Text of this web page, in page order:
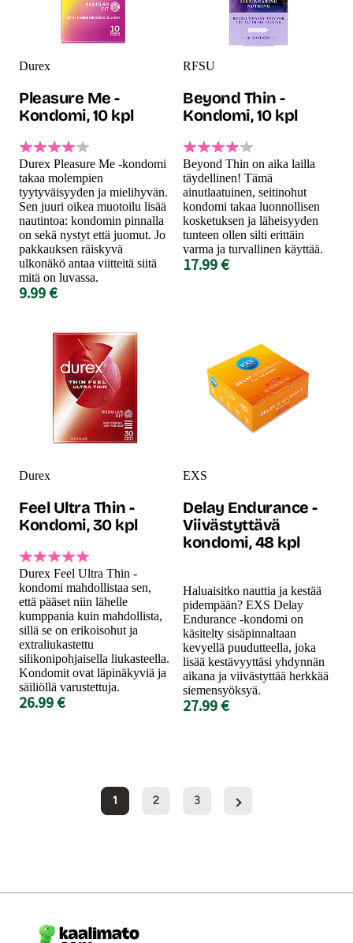
Durex
Pleasure Me -
Kondomi, 10 kpl
Durex Pleasure Me -kondomi
takaa molempien
tyytyväisyyden ja mielihyvän.
Sen juuri oikea muotoilu lisää
nautintoa: kondomin pinnalla
on sekä nystyt että juomut. Jo
pakkauksen räiskyvä
ulkonäkö antaa viitteitä siitä
mitä on luvassa.
9.99 €
RFSU
Beyond Thin -
Kondomi, 10 kpl
Beyond Thin on aika lailla
täydellinen! Tämä
ainutlaatuinen, seitinohut
kondomi takaa luonnollisen
kosketuksen ja läheisyyden
tunteen ollen silti erittäin
varma ja turvallinen käyttää.
17.99 €
Durex
Feel Ultra Thin -
Kondomi, 30 kpl
Durex Feel Ultra Thin -
kondomi mahdollistaa sen,
että pääset niin lähelle
kumppania kuin mahdollista,
sillä se on erikoisohut ja
extraliukastettu
silikonipohjaisella liukasteella.
Kondomit ovat läpinäkyviä ja
säiliöllä varustettuja.
26.99 €
EXS
Delay Endurance -
Viivästyttävä
kondomi, 48 kpl
Haluaisitko nauttia ja kestää
pidempään? EXS Delay
Endurance -kondomi on
käsitelty sisäpinnaltaan
kevyellä puudutteella, joka
lisää kestävyyttäsi yhdynnän
aikana ja viivästyttää herkkää
siemensyöksyä.
27.99 €
1 2 3